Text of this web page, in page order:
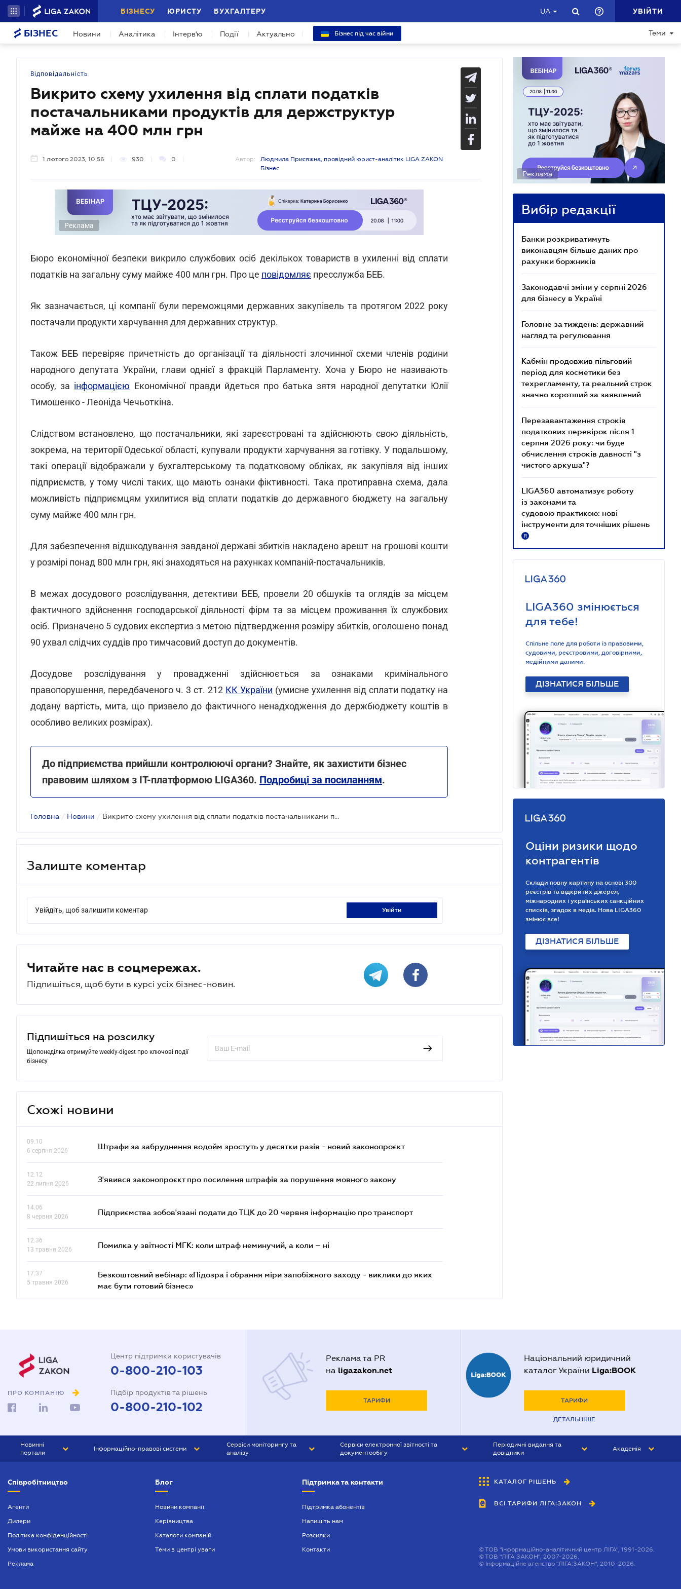
БІЗНЕСУ ЮРИСТУ БУХГАЛТЕРУ UA УВІЙТИ
БІЗНЕС Новини Аналітика Інтерв'ю Події Актуально Бізнес під час війни Теми
Відповідальність
Викрито схему ухилення від сплати податків
постачальниками продуктів для держструктур
майже на 400 млн грн
1 лютого 2023, 10:56 930 0 Автор:
Людмила Присяжна, провідний юрист-аналітик LIGA ZAKON
Бізнес
Реклама
Бюро економічної безпеки викрило службових осіб декількох товариств в ухиленні від сплати
податків на загальну суму майже 400 млн грн. Про це повідомляє пресслужба БЕБ.
Як зазначається, ці компанії були переможцями державних закупівель та протягом 2022 року
постачали продукти харчування для державних структур.
Також БЕБ перевіряє причетність до організації та діяльності злочинної схеми членів родини
народного депутата України, глави однієї з фракцій Парламенту. Хоча у Бюро не називають
особу, за інформацією Економічної правди йдеться про батька зятя народної депутатки Юлії
Тимошенко - Леоніда Чечьоткіна.
Слідством встановлено, що постачальники, які зареєстровані та здійснюють свою діяльність,
зокрема, на території Одеської області, купували продукти харчування за готівку. У подальшому,
такі операції відображали у бухгалтерському та податковому обліках, як закупівля від інших
підприємств, у тому числі таких, що мають ознаки фіктивності. Така протиправна схема, дала
можливість підприємцям ухилитися від сплати податків до державного бюджету на загальну
суму майже 400 млн грн.
Для забезпечення відшкодування завданої державі збитків накладено арешт на грошові кошти
у розмірі понад 800 млн грн, які знаходяться на рахунках компаній-постачальників.
В межах досудового розслідування, детективи БЕБ, провели 20 обшуків та оглядів за місцем
фактичного здійснення господарської діяльності фірм та за місцем проживання їх службових
осіб. Призначено 5 судових експертиз з метою підтвердження розміру збитків, оголошено понад
90 ухвал слідчих суддів про тимчасовий доступ до документів.
Досудове розслідування у провадженні здійснюється за ознаками кримінального
правопорушення, передбаченого ч. 3 ст. 212 КК України (умисне ухилення від сплати податку на
додану вартість, мита, що призвело до фактичного ненадходження до держбюджету коштів в
особливо великих розмірах).
До підприємства прийшли контролюючі органи? Знайте, як захистити бізнес
правовим шляхом з ІТ-платформою LIGA360. Подробиці за посиланням.
Головна / Новини / Викрито схему ухилення від сплати податків постачальниками продуктів для держструктур майже на 400 млн грн
Залиште коментар
Увійдіть, щоб залишити коментар увійти
Читайте нас в соцмережах.
Підпишіться, щоб бути в курсі усіх бізнес-новин.
Підпишіться на розсилку
Щопонеділка отримуйте weekly-digest про ключові події
бізнесу
Схожі новини
09.10
6 серпня 2026
Штрафи за забруднення водойм зростуть у десятки разів - новий законопроєкт
12.12
22 липня 2026
З'явився законопроєкт про посилення штрафів за порушення мовного закону
14.06
8 червня 2026
Підприємства зобов'язані подати до ТЦК до 20 червня інформацію про транспорт
12.36
13 травня 2026
Помилка у звітності МГК: коли штраф неминучий, а коли – ні
17.37
5 травня 2026
Безкоштовний вебінар: «Підозра і обрання міри запобіжного заходу - виклики до яких
має бути готовий бізнес»
Реклама
Вибір редакції
Банки розкриватимуть
виконавцям більше даних про
рахунки боржників
Законодавчі зміни у серпні 2026
для бізнесу в Україні
Головне за тиждень: державний
нагляд та регулювання
Кабмін продовжив пільговий
період для косметики без
техрегламенту, та реальний строк
значно коротший за заявлений
Перезавантаження строків
податкових перевірок після 1
серпня 2026 року: чи буде
обчислення строків давності "з
чистого аркуша"?
LIGA360 автоматизує роботу
із законами та
судовою практикою: нові
інструменти для точніших рішень
R
LIGA360 змінюється
для тебе!
Спільне поле для роботи із правовими,
судовими, реєстровими, договірними,
медійними даними.
ДІЗНАТИСЯ БІЛЬШЕ
Оціни ризики щодо
контрагентів
Склади повну картину на основі 300
реєстрів та відкритих джерел,
міжнародних і українських санкційних
списків, згадок в медіа. Нова LIGA360
змінює все!
ДІЗНАТИСЯ БІЛЬШЕ
ПРО КОМПАНІЮ
Центр підтримки користувачів
0-800-210-103
Підбір продуктів та рішень
0-800-210-102
Реклама та PR
на ligazakon.net
ТАРИФИ
Національний юридичний
каталог України Liga:BOOK
ТАРИФИ
ДЕТАЛЬНІШЕ
Новинні
портали
БІЗНЕС
Інформаційно-правові системи
БУХГАЛТЕР ПРОФ
Сервіси моніторингу та
аналізу
Сервіси електронної звітності та
документообігу
Періодичні видання та
довідники
БУХГАЛТЕР&ЗАКОН
ВІСНИК МСФЗ
Академія
Співробітництво
Агенти
Дилери
Політика конфіденційності
Умови використання сайту
Реклама
Блог
Новини компанії
Керівництва
Каталоги компаній
Теми в центрі уваги
Підтримка та контакти
Підтримка абонентів
Напишіть нам
Розсилки
Контакти
КАТАЛОГ РІШЕНЬ
ВСІ ТАРИФИ ЛІГА:ЗАКОН
©ТОВ "інформаційно-аналітичний центр ЛІГА", 1991-2026.
©ТОВ "ЛІГА ЗАКОН", 2007-2026.
© Інформаційне агенство "ЛІГА:ЗАКОН", 2010-2026.